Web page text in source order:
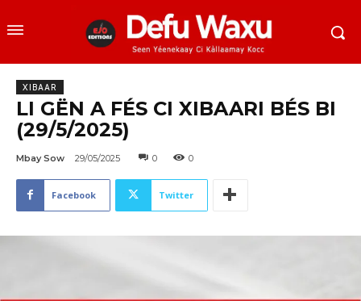
XIBAAR
LI GËN A FÉS CI XIBAARI BÉS BI
(29/5/2025)
Mbay Sow 29/05/2025 0 0
Facebook Twitter